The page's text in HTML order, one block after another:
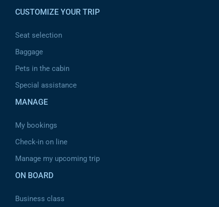
CUSTOMIZE YOUR TRIP
Seat selection
Baggage
Pets in the cabin
Special assistance
MANAGE
My bookings
Check-in on line
Manage my upcoming trip
ON BOARD
Business class